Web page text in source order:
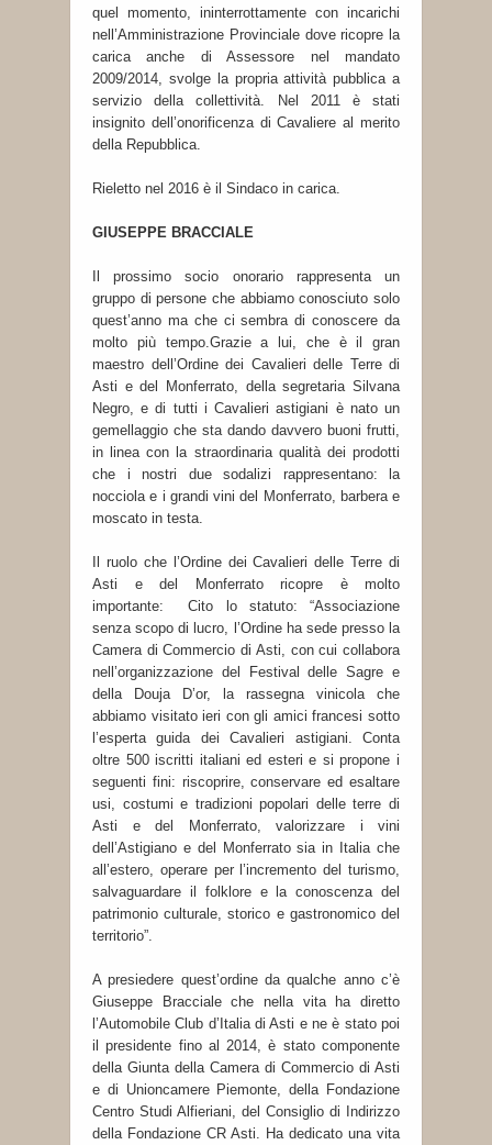
quel momento, ininterrottamente con incarichi
nell’Amministrazione Provinciale dove ricopre la
carica anche di Assessore nel mandato
2009/2014, svolge la propria attività pubblica a
servizio della collettività. Nel 2011 è stati
insignito dell’onorificenza di Cavaliere al merito
della Repubblica.
Rieletto nel 2016 è il Sindaco in carica.
GIUSEPPE BRACCIALE
Il prossimo socio onorario rappresenta un
gruppo di persone che abbiamo conosciuto solo
quest’anno ma che ci sembra di conoscere da
molto più tempo.Grazie a lui, che è il gran
maestro dell’Ordine dei Cavalieri delle Terre di
Asti e del Monferrato, della segretaria Silvana
Negro, e di tutti i Cavalieri astigiani è nato un
gemellaggio che sta dando davvero buoni frutti,
in linea con la straordinaria qualità dei prodotti
che i nostri due sodalizi rappresentano: la
nocciola e i grandi vini del Monferrato, barbera e
moscato in testa.
Il ruolo che l’Ordine dei Cavalieri delle Terre di
Asti e del Monferrato ricopre è molto
importante: Cito lo statuto: “Associazione
senza scopo di lucro, l’Ordine ha sede presso la
Camera di Commercio di Asti, con cui collabora
nell’organizzazione del Festival delle Sagre e
della Douja D’or, la rassegna vinicola che
abbiamo visitato ieri con gli amici francesi sotto
l’esperta guida dei Cavalieri astigiani. Conta
oltre 500 iscritti italiani ed esteri e si propone i
seguenti fini: riscoprire, conservare ed esaltare
usi, costumi e tradizioni popolari delle terre di
Asti e del Monferrato, valorizzare i vini
dell’Astigiano e del Monferrato sia in Italia che
all’estero, operare per l’incremento del turismo,
salvaguardare il folklore e la conoscenza del
patrimonio culturale, storico e gastronomico del
territorio”.
A presiedere quest’ordine da qualche anno c’è
Giuseppe Bracciale che nella vita ha diretto
l’Automobile Club d’Italia di Asti e ne è stato poi
il presidente fino al 2014, è stato componente
della Giunta della Camera di Commercio di Asti
e di Unioncamere Piemonte, della Fondazione
Centro Studi Alfieriani, del Consiglio di Indirizzo
della Fondazione CR Asti. Ha dedicato una vita